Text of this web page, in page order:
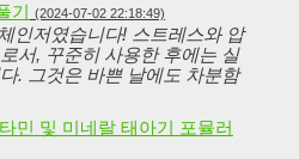
기 (2024-07-02 22:18:49)
인저였습니다! 스트레스와 압
서, 꾸준히 사용한 후에는 실
. 그것은 바쁜 날에도 차분함
민 및 미네랄 태아기 포뮬러